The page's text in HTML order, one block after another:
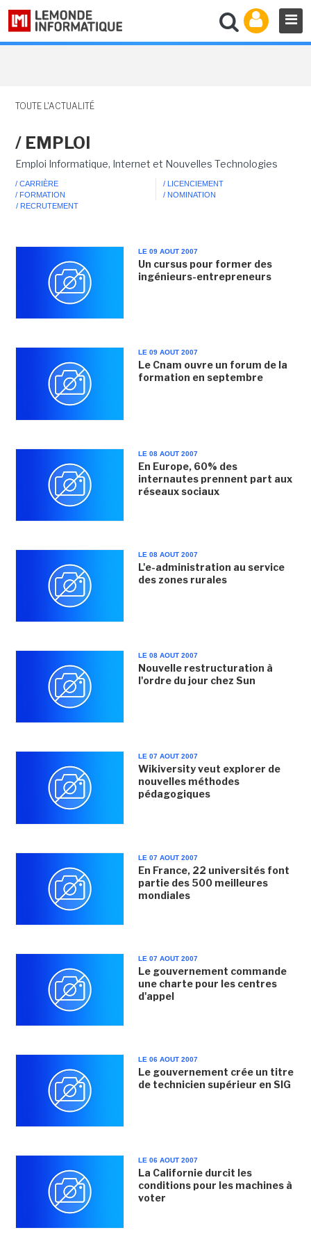
TOUTE L'ACTUALITÉ
/ EMPLOI
Emploi Informatique, Internet et Nouvelles Technologies
/ CARRIÈRE
/ FORMATION
/ LICENCIEMENT
/ NOMINATION
/ RECRUTEMENT
LE 09 AOUT 2007
Un cursus pour former des
ingénieurs-entrepreneurs
LE 09 AOUT 2007
Le Cnam ouvre un forum de la
formation en septembre
LE 08 AOUT 2007
En Europe, 60% des
internautes prennent part aux
réseaux sociaux
LE 08 AOUT 2007
L'e-administration au service
des zones rurales
LE 08 AOUT 2007
Nouvelle restructuration à
l'ordre du jour chez Sun
LE 07 AOUT 2007
Wikiversity veut explorer de
nouvelles méthodes
pédagogiques
LE 07 AOUT 2007
En France, 22 universités font
partie des 500 meilleures
mondiales
LE 07 AOUT 2007
Le gouvernement commande
une charte pour les centres
d'appel
LE 06 AOUT 2007
Le gouvernement crée un titre
de technicien supérieur en SIG
LE 06 AOUT 2007
La Californie durcit les
conditions pour les machines à
voter